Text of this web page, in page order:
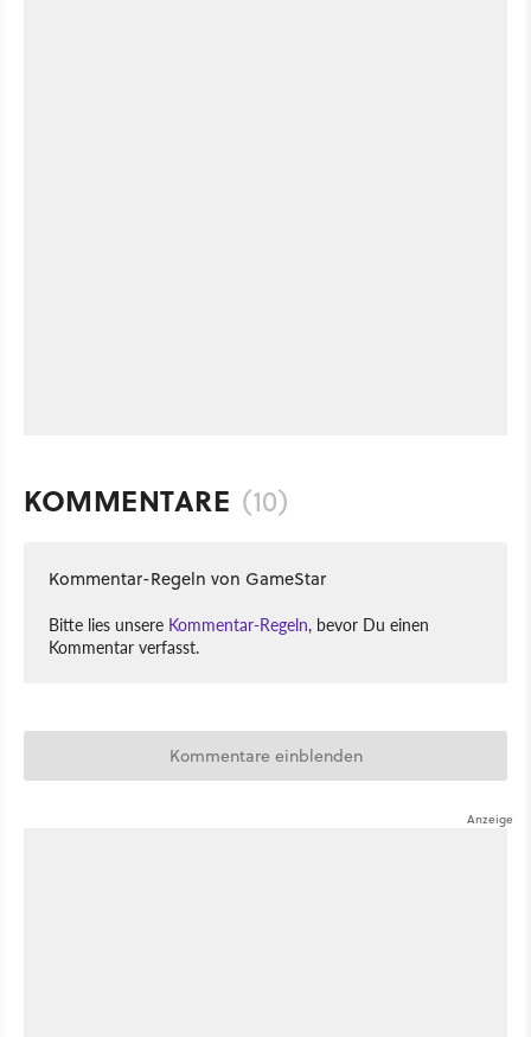
KOMMENTARE (10)
Kommentar-Regeln von GameStar
Bitte lies unsere Kommentar-Regeln, bevor Du einen
Kommentar verfasst.
Kommentare einblenden